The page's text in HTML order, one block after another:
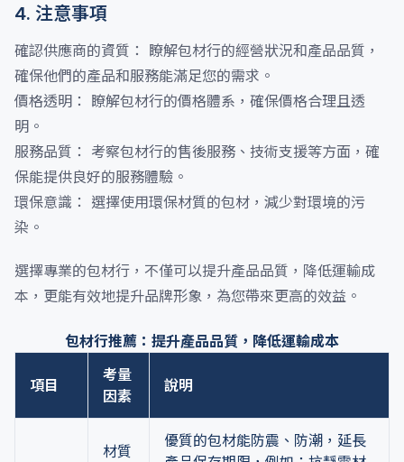
4. 注意事項
確認供應商的資質： 瞭解包材行的經營狀況和產品品質，
確保他們的產品和服務能滿足您的需求。
價格透明： 瞭解包材行的價格體系，確保價格合理且透
明。
服務品質： 考察包材行的售後服務、技術支援等方面，確
保能提供良好的服務體驗。
環保意識： 選擇使用環保材質的包材，減少對環境的污
染。
選擇專業的包材行，不僅可以提升產品品質，降低運輸成
本，更能有效地提升品牌形象，為您帶來更高的效益。
包材行推薦：提升產品品質，降低運輸成本
項目
考量
因素
說明
材質
優質的包材能防震、防潮，延長